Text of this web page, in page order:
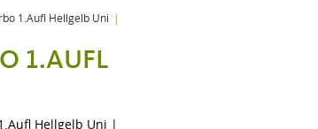
1.Aufl Hellgelb Uni
1.AUFL
Hellgelb Uni |